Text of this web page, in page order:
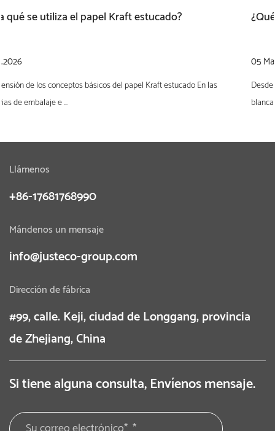
¿Qué es el cartón blanco?
Desde una perspectiva de ciencia de materiales y adquisiciones,
Llámenos
+86-17681768990
Mándenos un mensaje
info@justeco-group.com
Dirección de fábrica
#99, calle. Keji, ciudad de Longgang, provincia
de Zhejiang, China
Si tiene alguna consulta, Envíenos mensaje.